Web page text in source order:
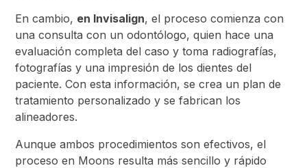
En cambio, en Invisalign, el proceso comienza con
una consulta con un odontólogo, quien hace una
evaluación completa del caso y toma radiografías,
fotografías y una impresión de los dientes del
paciente. Con esta información, se crea un plan de
tratamiento personalizado y se fabrican los
alineadores.
Aunque ambos procedimientos son efectivos, el
proceso en Moons resulta más sencillo y rápido